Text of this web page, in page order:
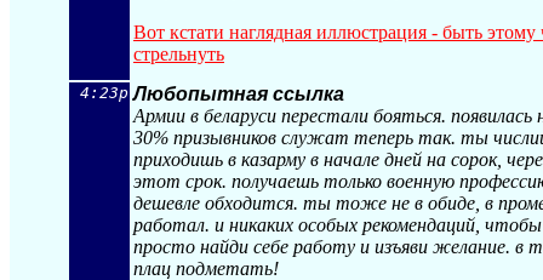
Вот кстати наглядная иллюстрация - быть
стрельнуть
4:23p Любопытная ссылка
Армии в беларуси перестали бояться.
30% призывников служат теперь так. ты
приходишь в казарму в начале дней на сорок,
этот срок. получаешь только военную
дешевле обходится. ты тоже не в обиде, в
работал. и никаких особых рекомендаций,
просто найди себе работу и изъяви желание.
плац подметать!